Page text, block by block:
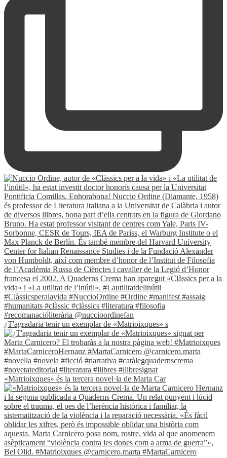
¿T'agradaria tenir un exemplar de «Matrioixques» s
«Matrioixques» és la tercera novel·la de Marta Car